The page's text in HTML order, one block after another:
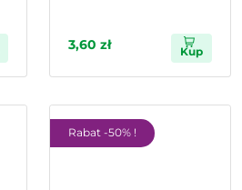
3,60 zł Kup
Rabat -50% !